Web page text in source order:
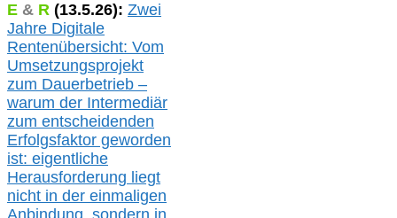
E & R (13.5.26): Zwei
Jahre Digitale
Rentenübersicht: Vom
Umsetzungsprojekt
zum Dauerbetrieb –
warum der Intermediär
zum entscheidenden
Erfolgsfaktor geworden
ist: eigentliche
Herausforderung liegt
nicht in der einmaligen